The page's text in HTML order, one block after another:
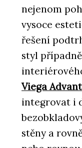
nejenom
vysoce
řešení
styl
Viega
integrovat i
stěny a